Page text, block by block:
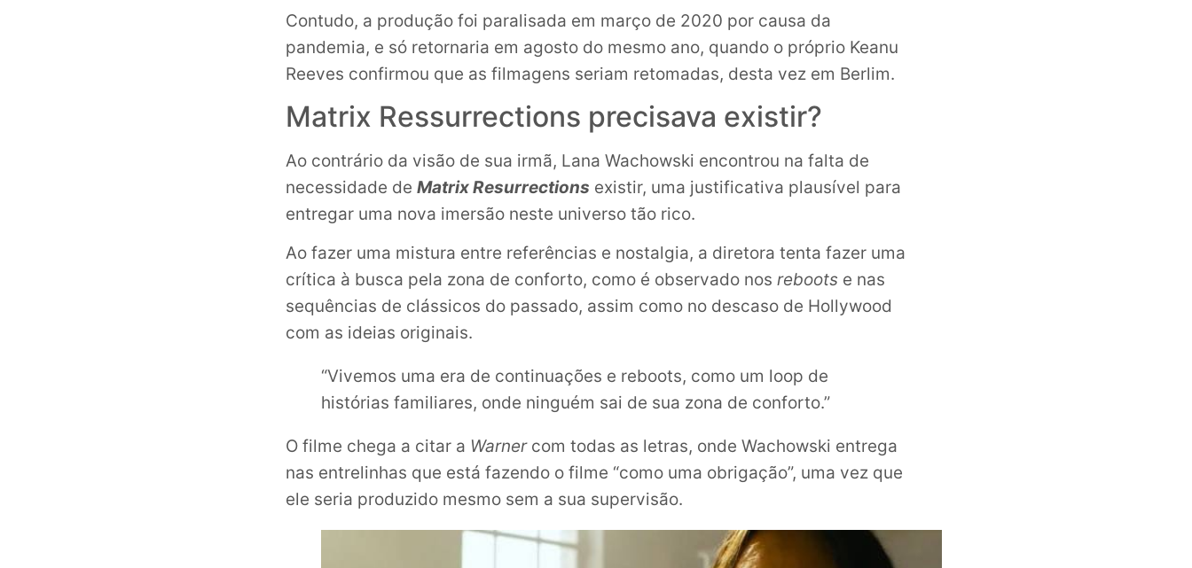
Contudo, a produção foi paralisada em março de 2020 por causa da
pandemia, e só retornaria em agosto do mesmo ano, quando o próprio Keanu
Reeves confirmou que as filmagens seriam retomadas, desta vez em Berlim.
Matrix Ressurrections precisava existir?
Ao contrário da visão de sua irmã, Lana Wachowski encontrou na falta de
necessidade de Matrix Resurrections existir, uma justificativa plausível para
entregar uma nova imersão neste universo tão rico.
Ao fazer uma mistura entre referências e nostalgia, a diretora tenta fazer uma
crítica à busca pela zona de conforto, como é observado nos reboots e nas
sequências de clássicos do passado, assim como no descaso de Hollywood
com as ideias originais.
“Vivemos uma era de continuações e reboots, como um loop de
histórias familiares, onde ninguém sai de sua zona de conforto.”
O filme chega a citar a Warnercom todas as letras, onde Wachowski entrega
nas entrelinhas que está fazendo o filme “como uma obrigação”, uma vez que
ele seria produzido mesmo sem a sua supervisão.